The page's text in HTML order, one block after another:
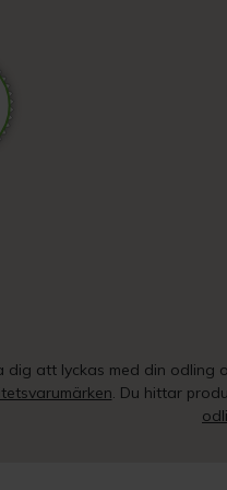
att lyckas med din odling
. Du hittar